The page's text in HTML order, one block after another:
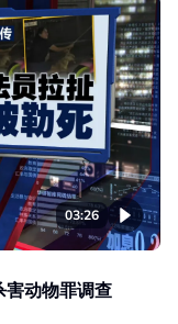
03:26
害动物罪调查